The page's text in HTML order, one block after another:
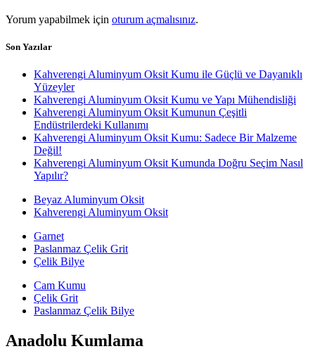
Yorum yapabilmek için oturum açmalısınız.
Son Yazılar
Kahverengi Aluminyum Oksit Kumu ile Güçlü ve Dayanıklı
Yüzeyler
Kahverengi Aluminyum Oksit Kumu ve Yapı Mühendisliği
Kahverengi Aluminyum Oksit Kumunun Çeşitli
Endüstrilerdeki Kullanımı
Kahverengi Aluminyum Oksit Kumu: Sadece Bir Malzeme
Değil!
Kahverengi Aluminyum Oksit Kumunda Doğru Seçim Nasıl
Yapılır?
Beyaz Aluminyum Oksit
Kahverengi Aluminyum Oksit
Garnet
Paslanmaz Çelik Grit
Çelik Bilye
Cam Kumu
Çelik Grit
Paslanmaz Çelik Bilye
Anadolu Kumlama